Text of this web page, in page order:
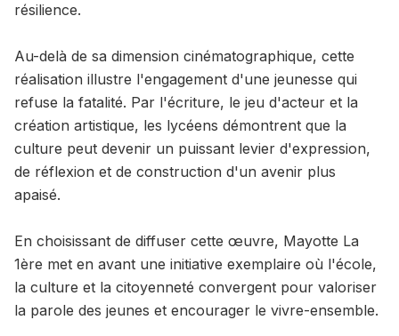
résilience.
Au-delà de sa dimension cinématographique, cette
réalisation illustre l'engagement d'une jeunesse qui
refuse la fatalité. Par l'écriture, le jeu d'acteur et la
création artistique, les lycéens démontrent que la
culture peut devenir un puissant levier d'expression,
de réflexion et de construction d'un avenir plus
apaisé.
En choisissant de diffuser cette œuvre, Mayotte La
1ère met en avant une initiative exemplaire où l'école,
la culture et la citoyenneté convergent pour valoriser
la parole des jeunes et encourager le vivre-ensemble.